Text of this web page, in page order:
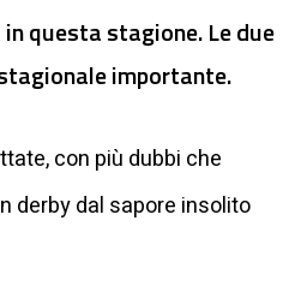
questa stagione. Le due
importante.
con più dubbi che
derby dal sapore insolito